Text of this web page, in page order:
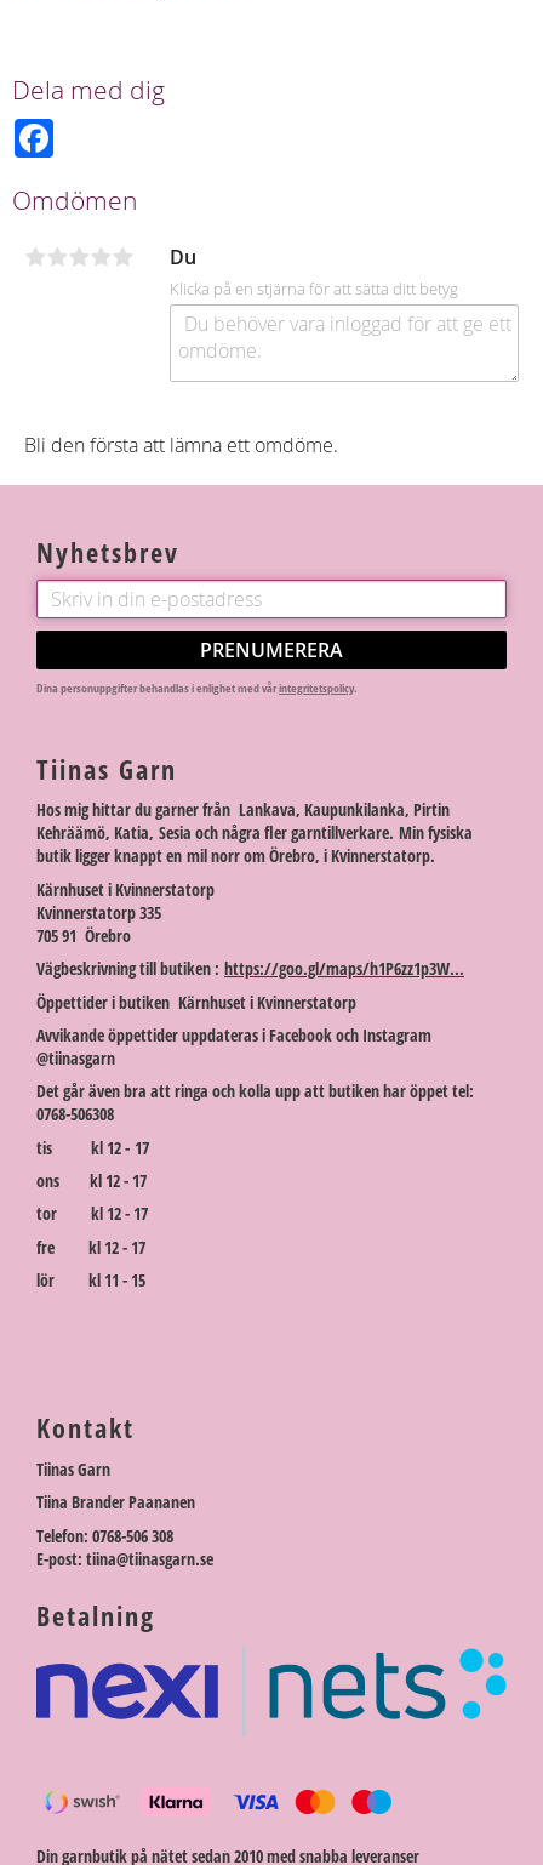
Dela med dig
b
o
k
Omdömen
Du
Klicka på en stjärna för att sätta ditt betyg
Bli den första att lämna ett omdöme.
Nyhetsbrev
PRENUMERERA
Dina personuppgifter behandlas i enlighet med vårintegritetspolicy.
Tiinas Garn
Hos mig hittar du garner från Lankava, Kaupunkilanka, Pirtin
Kehräämö, Katia, Sesia och några fler garntillverkare. Min fysiska
butik ligger knappt en mil norr om Örebro, i Kvinnerstatorp.
Kärnhuset i Kvinnerstatorp
Kvinnerstatorp 335
705 91 Örebro
Vägbeskrivning till butiken : https://goo.gl/maps/h1P6zz1p3W...
Öppettider i butiken Kärnhuset i Kvinnerstatorp
Avvikande öppettider uppdateras i Facebook och Instagram
@tiinasgarn
Det går även bra att ringa och kolla upp att butiken har öppet tel:
0768-506308
tis kl 12 - 17
ons kl 12 - 17
tor kl 12 - 17
fre kl 12 - 17
lör kl 11 - 15
Kontakt
Tiinas Garn
Tiina Brander Paananen
Telefon: 0768-506 308
E-post: tiina@tiinasgarn.se
Betalning
Din garnbutik på nätet sedan 2010 med snabba leveranser